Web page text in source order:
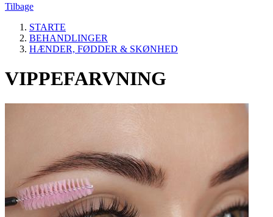
Tilbage
STARTE
BEHANDLINGER
HÆNDER, FØDDER & SKØNHED
VIPPEFARVNING